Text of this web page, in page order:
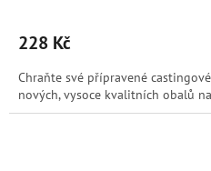
228 Kč
Chraňte své přípravené
nových, vysoce kvalitních obalů